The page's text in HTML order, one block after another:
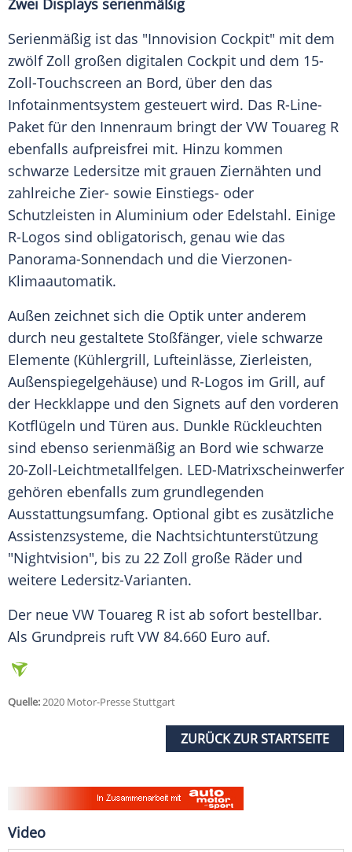
Zwei Displays serienmäßig
Serienmäßig ist das "Innovision Cockpit" mit dem
zwölfZoll großen digitalen Cockpit und dem 15-
Zoll-Touchscreen an Bord, über den das
Infotainmentsystem gesteuert wird. Das R-Line-
Paket für den Innenraum bringt der VW Touareg R
ebenfalls aufpreisfrei mit. Hinzu kommen
schwarze Ledersitze mit grauen Ziernähten und
zahlreiche Zier- sowie Einstiegs- oder
Schutzleisten in Aluminium oder Edelstahl. Einige
R-Logos sind obligatorisch, genau wie das
Panorama-Sonnendach und die Vierzonen-
Klimaautomatik.
Außen zeichnet sich die Optik unter anderem
durch neu gestaltete Stoßfänger, viele schwarze
Elemente (Kühlergrill, Lufteinlässe, Zierleisten,
Außenspiegelgehäuse) und R-Logos im Grill, auf
der Heckklappe und den Signets auf den vorderen
Kotflügeln und Türen aus. Dunkle Rückleuchten
sind ebenso serienmäßig an Bord wie schwarze
20-Zoll-Leichtmetallfelgen. LED-Matrixscheinwerfer
gehören ebenfalls zum grundlegenden
Ausstattungsumfang. Optional gibt es zusätzliche
Assistenzsysteme, die Nachtsichtunterstützung
"Nightvision", bis zu 22 Zoll große Räder und
weitere Ledersitz-Varianten.
Der neue VW Touareg R ist ab sofort bestellbar.
Als Grundpreis ruft VW 84.660 Euro auf.
Quelle:2020 Motor-Presse Stuttgart
ZURÜCK ZUR STARTSEITE
Video